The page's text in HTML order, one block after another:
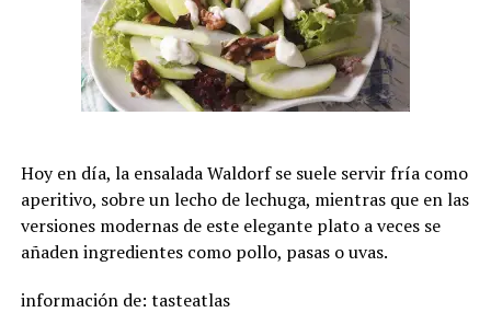
Hoy en día, la ensalada Waldorf se suele servir fría como
aperitivo, sobre un lecho de lechuga, mientras que en las
versiones modernas de este elegante plato a veces se
añaden ingredientes como pollo, pasas o uvas.
información de: tasteatlas